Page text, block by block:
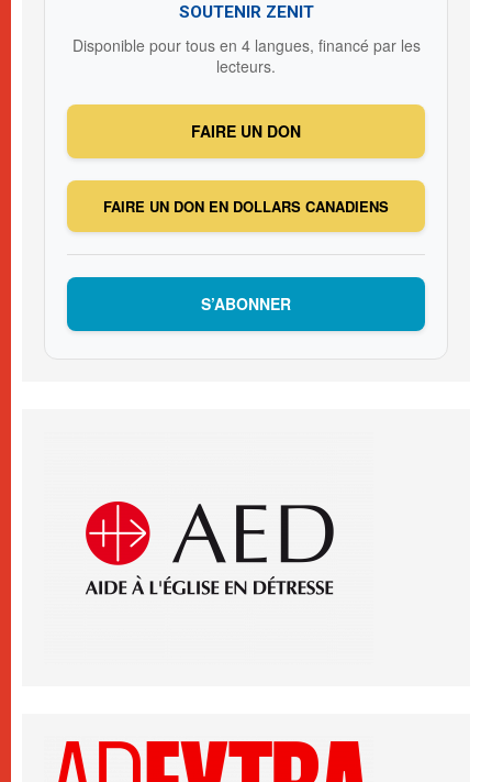
SOUTENIR ZENIT
Disponible pour tous en 4 langues, financé par les
lecteurs.
FAIRE UN DON
FAIRE UN DON EN DOLLARS CANADIENS
S’ABONNER